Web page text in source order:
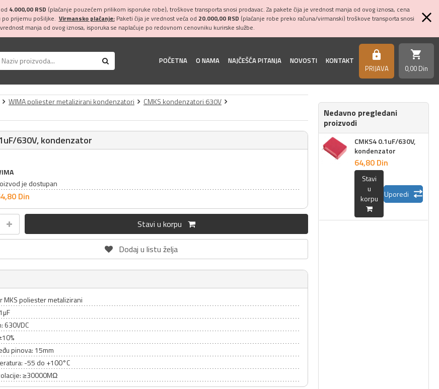
4.000,00 RSD (plaćanje pouzećem prilikom isporuke robe), troškove transporta snosi prodavac. Za pakete čija je vrednost manja od ovog iznosa, cena
po prijemu pošiljke. Virmansko plaćanje:Paketi čija je vrednost veća od 20.000,00 RSD (plaćanje robe preko računa/virmanski) troškove transporta snosi
manja od ovog iznosa, isporuka se naplaćuje po redovnom cenovniku kurirske službe.
POČETNA O NAMA NAJČEŠĆA PITANJA NOVOSTI KONTAKT https
PRIJAVA
shopping_cart
0,00 Din
WIMA poliester metalizirani kondenzatori
CMKS kondenzatori 630V
630V, kondenzator
je dostupan
80 Din
Stavi u korpu
Dodaj u listu želja
MKS poliester metalizirani
630VDC
pinova: 15mm
-55 do +100°C
≥30000MΩ
Nedavno pregledani
proizvodi
CMKS4 0.1uF/630V,
kondenzator
64,80 Din
Stavi
u
korpu
Uporedi